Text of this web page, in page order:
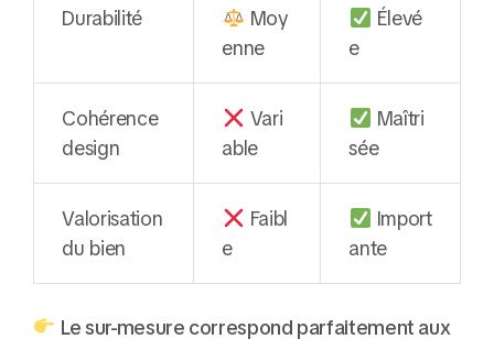
Durabilité
Moy
enne
Élevé
e
Cohérence
design
Vari
able
Maîtri
sée
Valorisation
du bien
Faibl
e
Import
ante
Le sur-mesure correspond parfaitement aux